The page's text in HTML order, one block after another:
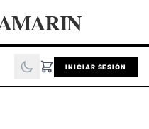
INICIAR SESIÓN